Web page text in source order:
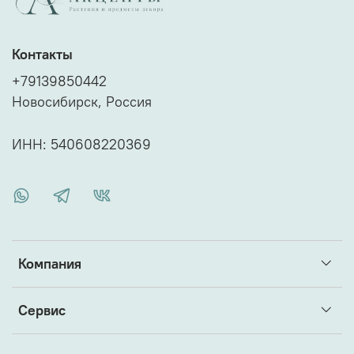
журнального столика
Компания
Сервис
Контакты
+79139850442
Новосибирск, Россия
ИНН: 540608220369